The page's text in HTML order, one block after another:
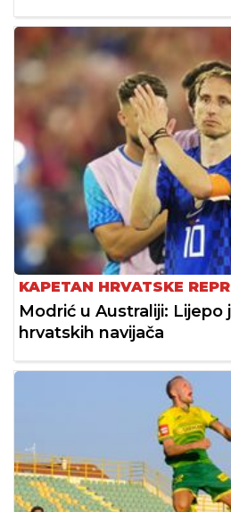
KAPETAN HRVATSKE
Modrić u Australiji:
hrvatskih navijača